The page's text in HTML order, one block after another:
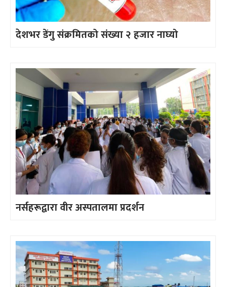
देशभर डेंगु संक्रमितको संख्या २ हजार नाघ्यो
नर्सहरूद्वारा वीर अस्पतालमा प्रदर्शन